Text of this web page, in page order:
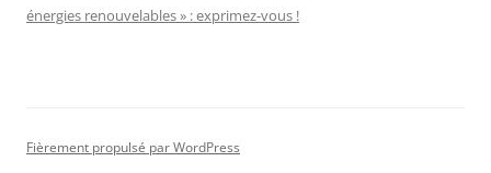
énergies renouvelables » : exprimez-vous !
Fièrement propulsé par WordPress